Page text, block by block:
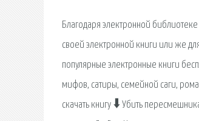
Благодаря электронной
своей электронной книги или же
популярные электронные книги
мифов, сатиры, семейной саги,
скачать книгу 🠳 Убить